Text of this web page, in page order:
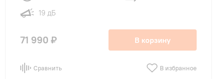
19 дБ
71 990 ₽ В корзину
Сравнить В избранное